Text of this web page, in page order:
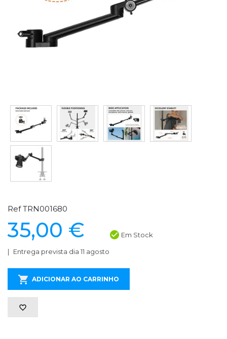
Ref TRN001680
35,00 € Em Stock
Entrega prevista dia 11 agosto
ADICIONAR AO CARRINHO